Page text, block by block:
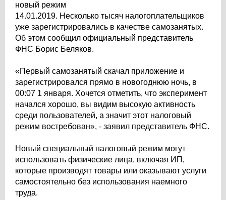
новый режим
14.01.2019. Несколько тысяч налогоплательщиков
уже зарегистрировались в качестве самозанятых.
Об этом сообщил официальный представитель
ФНС Борис Беляков.
«Первый самозанятый скачал приложение и
зарегистрировался прямо в новогоднюю ночь, в
00:07 1 января. Хочется отметить, что эксперимент
начался хорошо, вы видим высокую активность
среди пользователей, а значит этот налоговый
режим востребован», - заявил представитель ФНС.
Новый специальный налоговый режим могут
использовать физические лица, включая ИП,
которые производят товары или оказывают услуги
самостоятельно без использования наемного
труда.